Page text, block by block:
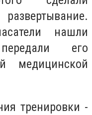
нашли
его
медицинской
тренировки -